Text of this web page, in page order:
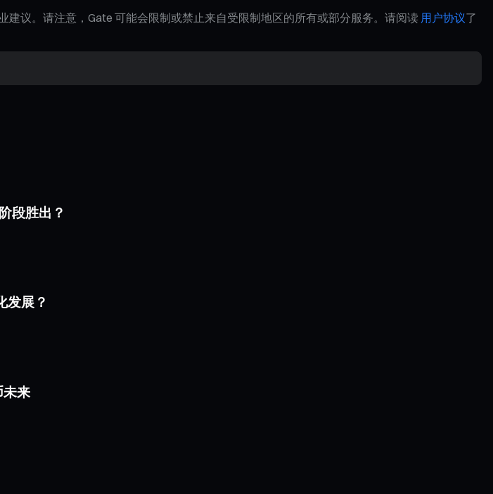
议。请注意，Gate 可能会限制或禁止来自受限制地区的所有或部分服务。请阅读 用户协议了
段胜出？
发展？
未来